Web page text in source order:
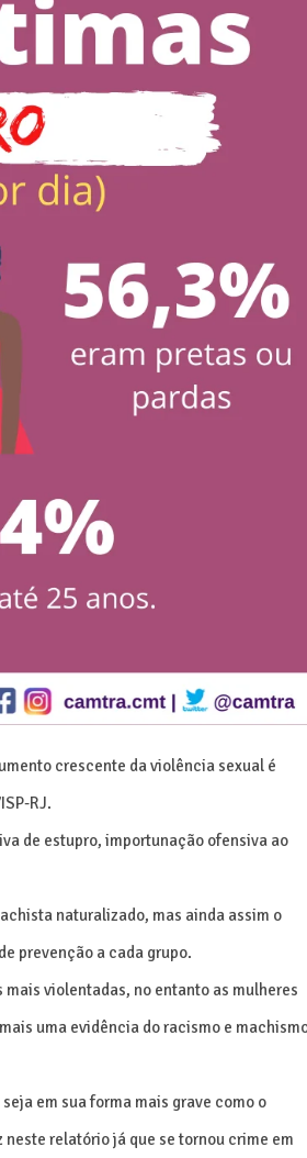
crescente da violência sexual é
RJ.
de estupro, importunação ofensiva ao
naturalizado, mas ainda assim o
prevenção a cada grupo.
mais violentadas, no entanto as mulheres
uma evidência do racismo e
em sua forma mais grave como o
relatório já que se tornou crime em